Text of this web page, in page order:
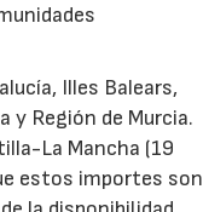
Illes Balears,
y Región de Murcia.
La Mancha (19
estos importes son